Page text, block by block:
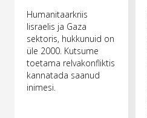
Humanitaarkriis
Iisraelis ja Gaza
sektoris, hukkunuid on
üle 2000. Kutsume
toetama relvakonfliktis
kannatada saanud
inimesi.